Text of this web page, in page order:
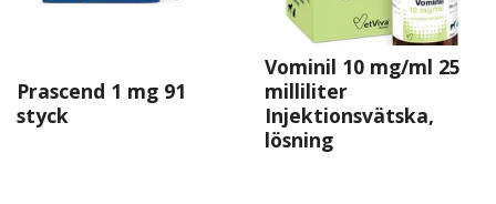
Prascend 1 mg 91
styck
Vominil 10 mg/ml 25
milliliter
Injektionsvätska,
lösning